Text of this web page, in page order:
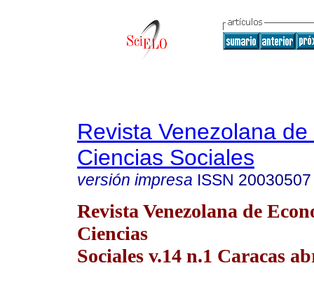
Revista Venezolana
Ciencias Sociales
versión impresa ISSN 20030507
Revista Venezolana de
Ciencias
Sociales v.14 n.1 Caracas